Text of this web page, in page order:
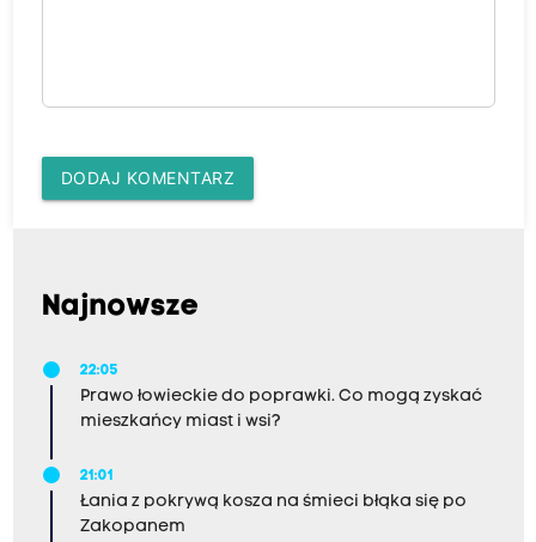
DODAJ KOMENTARZ
Najnowsze
22:05
Prawo łowieckie do poprawki. Co mogą zyskać
mieszkańcy miast i wsi?
21:01
Łania z pokrywą kosza na śmieci błąka się po
Zakopanem